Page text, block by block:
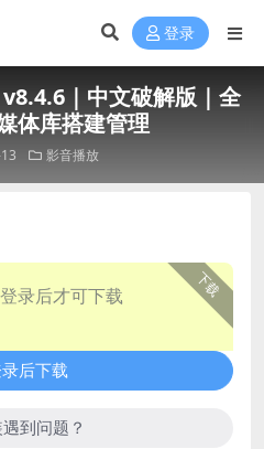
登录
｜中文破解版｜全
体库搭建管理
影音播放
下载
录后才可下载
后下载
到问题？